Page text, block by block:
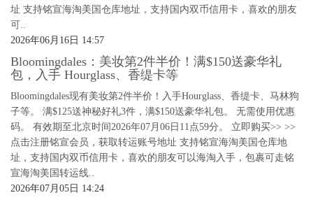
址 支持铭宣海淘美国仓库地址，支持国内双币信用卡，喜欢的朋友
可..
2026年06月16日 14:57
Bloomingdales：美妆第2件半价！满$150送豪华礼
包，入手 Hourglass、香缇卡等
Bloomingdales现有美妆第2件半价！入手Hourglass、香缇卡、马林狗
子等。 满$125送神秘好礼3件，满$150送豪华礼包。 无需使用优惠
码。 有效期至北京时间2026年07月06日11点59分。 立即购买>> >>
点击注册铭宣会员，获取转运账号地址 支持铭宣海淘美国仓库地
址，支持国内双币信用卡，喜欢的朋友可以海淘入手，包裹可走铭
宣海淘美国转运线..
2026年07月05日 14:24